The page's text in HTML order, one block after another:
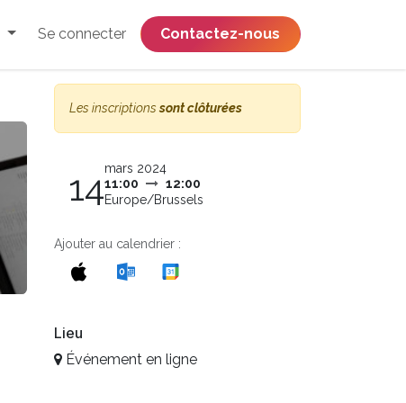
Se connecter ​​​​​​​​​​​​​​​​Contactez-nous
Les inscriptionssont clôturées
14mars 2024
11:00
12:00
Europe/Brussels
Ajouter au calendrier :
Lieu
Événement en ligne